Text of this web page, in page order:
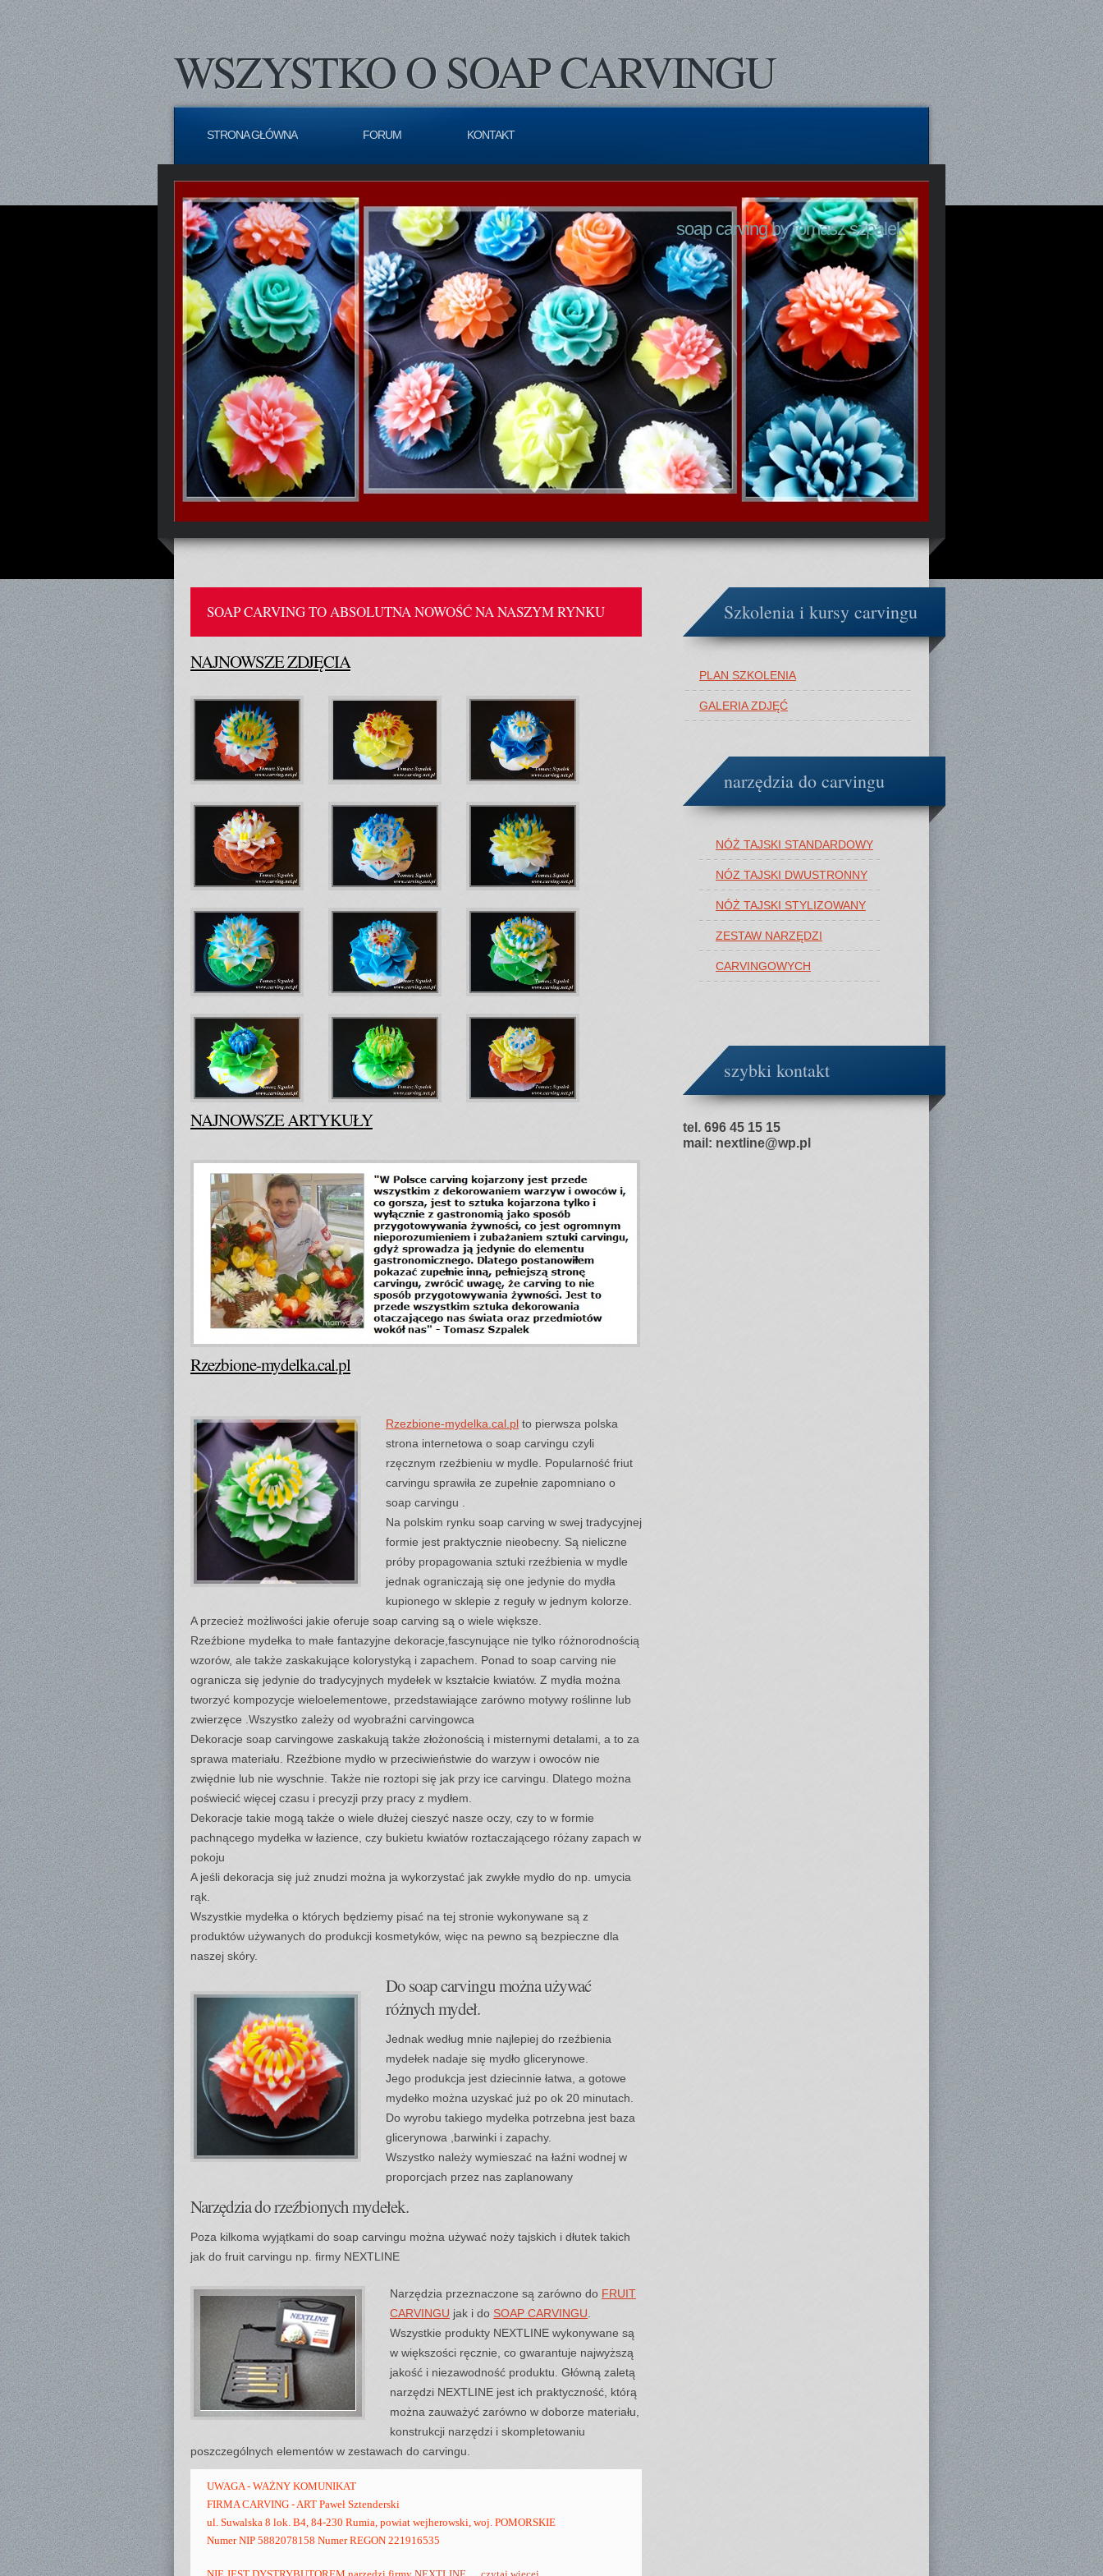
WSZYSTKO O SOAP CARVINGU
STRONA GŁÓWNA FORUM KONTAKT
soap carvingby tomasz szpalek
SOAP CARVING TO ABSOLUTNA NOWOŚĆ NA NASZYM RYNKU
NAJNOWSZE ZDJĘCIA
NAJNOWSZE ARTYKUŁY
Rzezbione-mydelka.cal.pl
Rzezbione-mydelka.cal.pl to pierwsza polska
strona internetowa o soap carvingu czyli
rzęcznym rzeźbieniu w mydle. Popularność friut
carvingu sprawiła ze zupełnie zapomniano o
soap carvingu .
Na polskim rynku soap carving w swej tradycyjnej
formie jest praktycznie nieobecny. Są nieliczne
próby propagowania sztuki rzeźbienia w mydle
jednak ograniczają się one jedynie do mydła
kupionego w sklepie z reguły w jednym kolorze.
A przecież możliwości jakie oferuje soap carving są o wiele większe.
Rzeźbione mydełka to małe fantazyjne dekoracje,fascynujące nie tylko różnorodnością
wzorów, ale także zaskakujące kolorystyką i zapachem.
Ponad to soap carving nie
ogranicza się jedynie do tradycyjnych mydełek w kształcie kwiatów. Z mydła można
tworzyć kompozycje wieloelementowe, przedstawiające zarówno motywy roślinne lub
zwierzęce .Wszystko zależy od wyobraźni carvingowca
Dekoracje soap carvingowe zaskakują także złożonością i misternymi detalami, a to za
sprawa materiału. Rzeźbione mydło w przeciwieństwie do warzyw i owoców nie
zwiędnie lub nie wyschnie. Także nie roztopi się jak przy ice carvingu. Dlatego można
poświecić więcej czasu i precyzji przy pracy z mydłem.
Dekoracje takie mogą także o wiele dłużej cieszyć nasze oczy, czy to w formie
pachnącego mydełka w łazience, czy bukietu kwiatów roztaczającego różany zapach w
pokoju
A jeśli dekoracja się już znudzi można ja wykorzystać jak zwykłe mydło do np. umycia
rąk.
Wszystkie mydełka o których będziemy pisać na tej stronie wykonywane są z
produktów używanych do produkcji kosmetyków, więc na pewno są bezpieczne dla
naszej skóry.
Do soap carvingu można używać
różnych mydeł.
Jednak według mnie najlepiej do rzeźbienia
mydełek nadaje się mydło glicerynowe.
Jego produkcja jest dziecinnie łatwa, a gotowe
mydełko można uzyskać już po ok 20 minutach.
Do wyrobu takiego mydełka potrzebna jest baza
glicerynowa ,barwinki i zapachy.
Wszystko należy wymieszać na łaźni wodnej w
proporcjach przez nas zaplanowany
Narzędzia do rzeźbionych mydełek.
Poza kilkoma wyjątkami do soap carvingu można używać noży tajskich i dłutek takich
jak do fruit carvingu np. firmy NEXTLINE
Narzędzia przeznaczone są zarówno do FRUIT
CARVINGU jak i do SOAP CARVINGU
Wszystkie produkty NEXTLINE wykonywane są
w większości ręcznie, co gwarantuje najwyższą
jakość i niezawodność produktu. Główną zaletą
narzędzi NEXTLINE jest ich praktyczność, którą
można zauważyć zarówno w doborze materiału,
konstrukcji narzędzi i skompletowaniu
poszczególnych elementów w zestawach do carvingu.
UWAGA - WAŻNY KOMUNIKAT
FIRMA CARVING - ART Paweł Sztenderski
ul. Suwalska 8 lok. B4, 84-230 Rumia, powiat wejherowski, woj. POMORSKIE
Numer NIP 5882078158 Numer REGON 221916535
Szkolenia i kursy carvingu
PLAN SZKOLENIA
GALERIA ZDJĘĆ
narzędzia do carvingu
NÓŻ TAJSKI STANDARDOWY
NÓZ TAJSKI DWUSTRONNY
NÓŻ TAJSKI STYLIZOWANY
ZESTAW NARZĘDZI
CARVINGOWYCH
szybki kontakt
tel. 696 45 15 15
mail: nextline@wp.pl